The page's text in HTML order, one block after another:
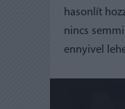
hasonlít
nincs
ennyivel